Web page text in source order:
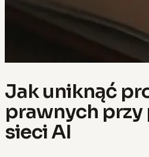
Jak uniknąć
prawnych
sieci AI